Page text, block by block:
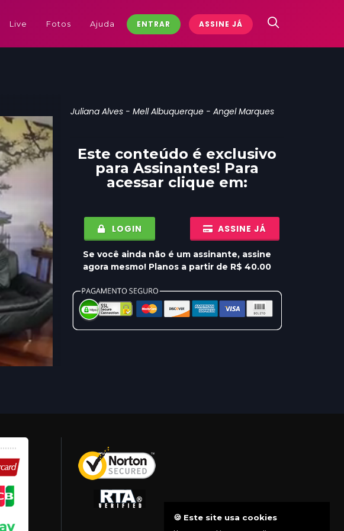
Live Fotos Ajuda ENTRAR ASSINE JÁ
Juliana Alves - Mell Albuquerque - Angel Marques
Este conteúdo é exclusivo
para Assinantes! Para
acessar clique em:
LOGIN ASSINE JÁ
Se você ainda não é um assinante, assine
agora mesmo! Planos a partir de R$ 40.00
🍪 Este site usa cookies